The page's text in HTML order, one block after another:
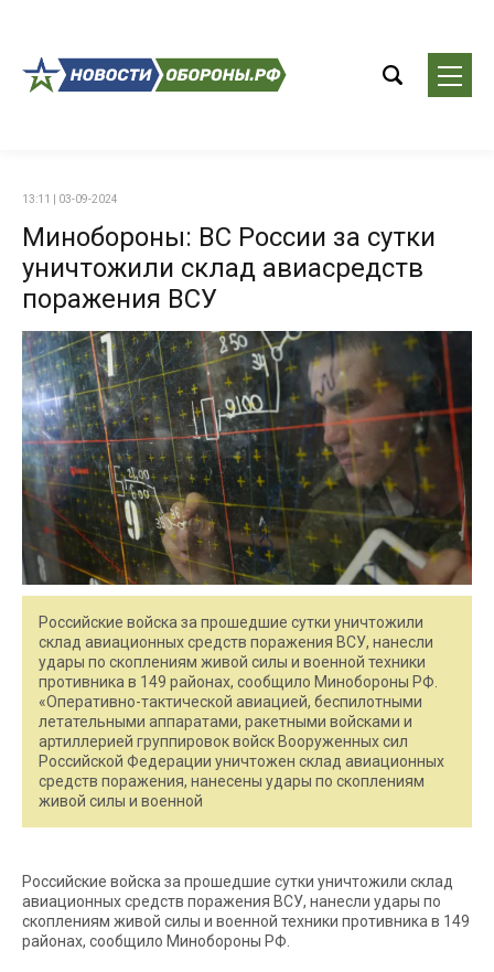
13:11 | 03-09-2024
Минобороны: ВС России за сутки
уничтожили склад авиасредств
поражения ВСУ
Российские войска за прошедшие сутки уничтожили
склад авиационных средств поражения ВСУ, нанесли
удары по скоплениям живой силы и военной техники
противника в 149 районах, сообщило Минобороны РФ.
«Оперативно-тактической авиацией, беспилотными
летательными аппаратами, ракетными войсками и
артиллерией группировок войск Вооруженных сил
Российской Федерации уничтожен склад авиационных
средств поражения, нанесены удары по скоплениям
живой силы и военной
Российские войска за прошедшие сутки уничтожили склад
авиационных средств поражения ВСУ, нанесли удары по
скоплениям живой силы и военной техники противника в 149
районах, сообщило Минобороны РФ.